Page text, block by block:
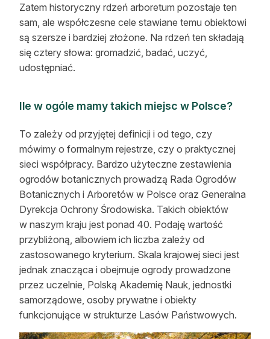
Zatem historyczny rdzeń arboretum pozostaje ten
sam, ale współczesne cele stawiane temu obiektowi
są szersze i bardziej złożone. Na rdzeń ten składają
się cztery słowa: gromadzić, badać, uczyć,
udostępniać.
Ile w ogóle mamy takich miejsc w Polsce?
To zależy od przyjętej definicji i od tego, czy
mówimy o formalnym rejestrze, czy o praktycznej
sieci współpracy. Bardzo użyteczne zestawienia
ogrodów botanicznych prowadzą Rada Ogrodów
Botanicznych i Arboretów w Polsce oraz Generalna
Dyrekcja Ochrony Środowiska. Takich obiektów
w naszym kraju jest ponad 40. Podaję wartość
przybliżoną, albowiem ich liczba zależy od
zastosowanego kryterium. Skala krajowej sieci jest
jednak znacząca i obejmuje ogrody prowadzone
przez uczelnie, Polską Akademię Nauk, jednostki
samorządowe, osoby prywatne i obiekty
funkcjonujące w strukturze Lasów Państwowych.